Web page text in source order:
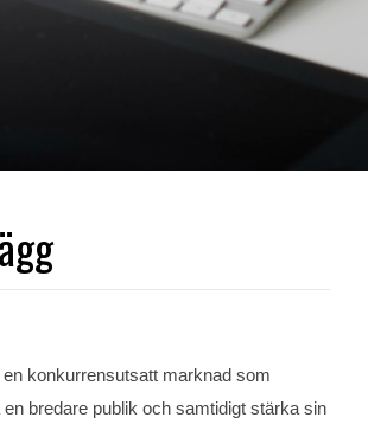
konkurrensutsatt marknad som
bredare publik och samtidigt stärka sin